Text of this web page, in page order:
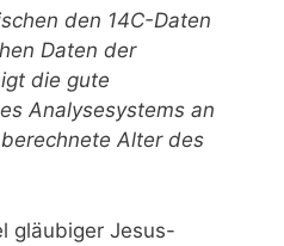
den 14C-Daten
Daten der
die gute
Analysesystems an
Alter des
gläubiger Jesus-